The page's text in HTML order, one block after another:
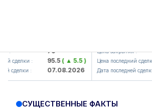
: 79
сделки : 95.5( ▲ 5.5 )
сделки : 07.08.2026
Цена закрытия :
Цена последний сделки :
Дата последней сделки :
СУЩЕСТВЕННЫЕ ФАКТЫ